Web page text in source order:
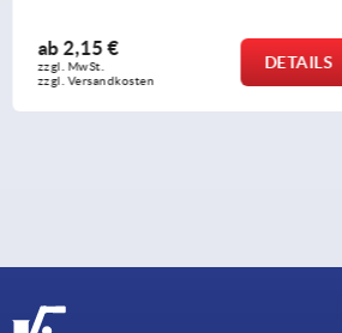
ab1,49 €
zzgl. MwSt.
zzgl. Versandkosten
DETAILS